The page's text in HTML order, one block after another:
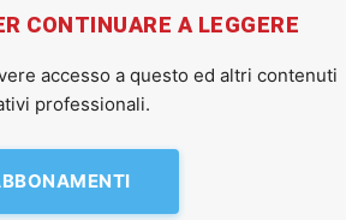
CONTINUARE A LEGGERE
accesso a questo ed altri contenuti
professionali.